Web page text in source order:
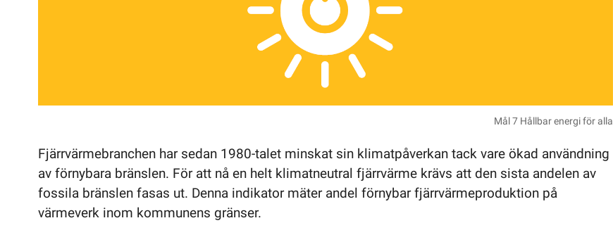
Mål 7 Hållbar energi för alla
Fjärrvärmebranchen har sedan 1980-talet minskat sin klimatpåverkan tack vare ökad användning
av förnybara bränslen. För att nå en helt klimatneutral fjärrvärme krävs att den sista andelen av
fossila bränslen fasas ut. Denna indikator mäter andel förnybar fjärrvärmeproduktion på
värmeverk inom kommunens gränser.